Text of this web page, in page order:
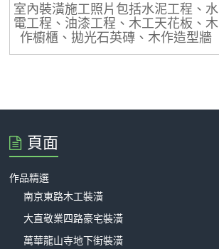
室內裝潢施工照片包括水泥工程、水
電工程、油漆工程、木工天花板、木
作櫥櫃、拋光石英磚、木作造型牆
頁面
作品精選
南京東路木工裝潢
大直敬業四路豪宅裝潢
萬華龍山寺地下街裝潢